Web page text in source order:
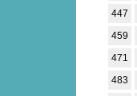
447
459
471
483